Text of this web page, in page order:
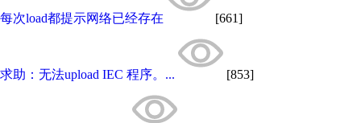
每次load都提示网络已经存在 [661]
求助：无法upload IEC 程序。... [853]